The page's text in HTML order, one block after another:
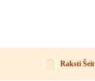
Raksti Šeit